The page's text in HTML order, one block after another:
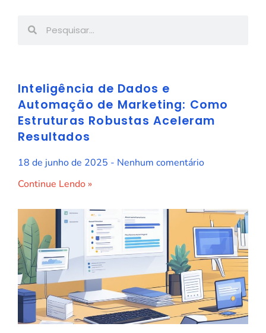
Inteligência de Dados e
Automação de Marketing: Como
Estruturas Robustas Aceleram
Resultados
18 de junho de 2025
Nenhum comentário
Continue Lendo »